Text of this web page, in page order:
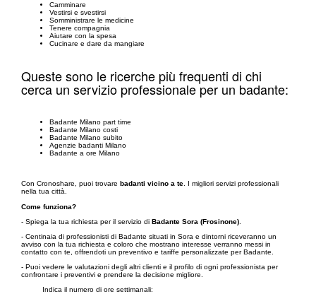
Camminare
Vestirsi e svestirsi
Somministrare le medicine
Tenere compagnia
Aiutare con la spesa
Cucinare e dare da mangiare
Queste sono le ricerche più frequenti di chi
cerca un servizio professionale per un badante:
Badante Milano part time
Badante Milano costi
Badante Milano subito
Agenzie badanti Milano
Badante a ore Milano
Con Cronoshare, puoi trovare badanti vicino a te . I migliori servizi professionali
nella tua città.
Come funziona?
- Spiega la tua richiesta per il servizio di Badante Sora (Frosinone)
- Centinaia di professionisti di Badante situati in Sora e dintorni riceveranno un
avviso con la tua richiesta e coloro che mostrano interesse verranno messi in
contatto con te, offrendoti un preventivo e tariffe personalizzate per Badante.
- Puoi vedere le valutazioni degli altri clienti e il profilo di ogni professionista per
confrontare i preventivi e prendere la decisione migliore.
Indica il numero di ore settimanali: